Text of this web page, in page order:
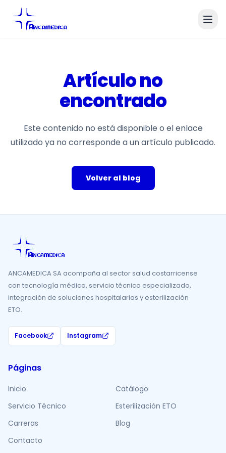
Artículo no
encontrado
Este contenido no está disponible o el enlace
utilizado ya no corresponde a un artículo publicado.
Volver al blog
ANCAMEDICA SA acompaña al sector salud costarricense
con tecnología médica, servicio técnico especializado,
integración de soluciones hospitalarias y esterilización
ETO.
Facebook Instagram
Páginas
Inicio
Catálogo
Servicio Técnico
Esterilización ETO
Carreras
Blog
Contacto